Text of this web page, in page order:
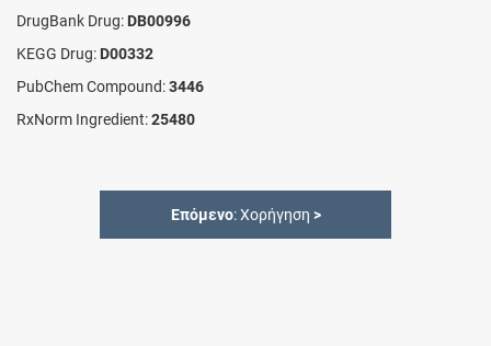
DrugBank Drug: DB00996
KEGG Drug: D00332
PubChem Compound:3446
RxNorm Ingredient:25480
Επόμενο: Χορήγηση >